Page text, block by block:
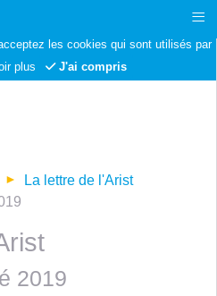
les cookies qui sont utilisés par
plus J'ai compris
La lettre de l'Arist
2019
≡